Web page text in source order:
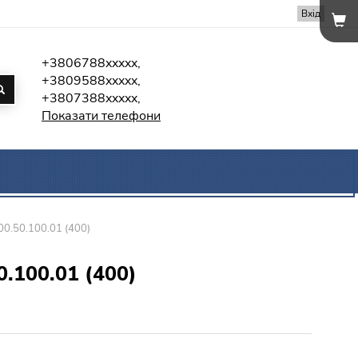
Вхід
+3806788xxxxx,
+3809588xxxxx,
+3807388xxxxx,
Показати телефони
(400)
(400)